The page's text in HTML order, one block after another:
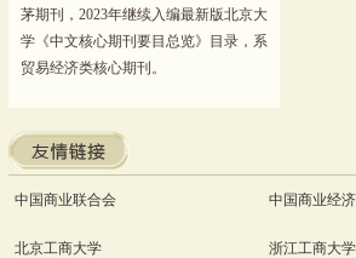
茅期刊，2023年继续入编最新版北京大
学《中文核心期刊要目总览》目录，系
贸易经济类核心期刊。
中国商业联合会 中国商业经
北京工商大学 浙江工商大学